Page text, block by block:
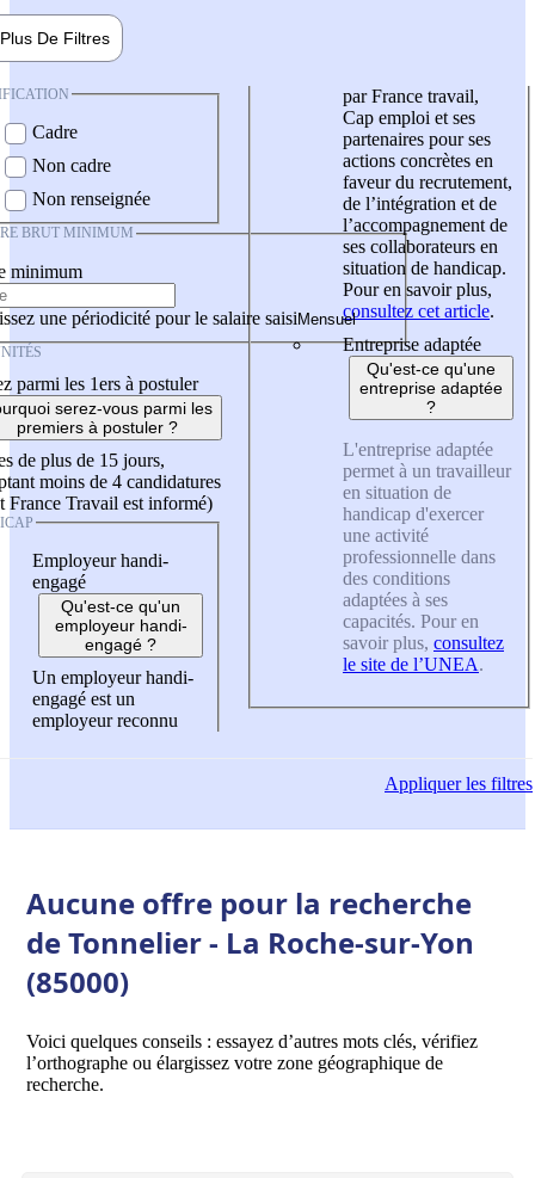
Plus De Filtres
Cadre
Non cadre
Non renseignée
BRUT MINIMUM
minimum
une périodicité pour le salaire saisi
parmi les 1ers à postuler
serez-vous parmi les
premiers à postuler ?
de plus de 15 jours,
moins de 4 candidatures
France Travail est informé)
Employeur handi-
engagé
Qu'est-ce qu'un
employeur handi-
engagé ?
Un employeur handi-
engagé est un
employeur reconnu
par France travail,
Cap emploi et ses
partenaires pour ses
actions concrètes en
faveur du recrutement,
de l’intégration et de
l’accompagnement de
ses collaborateurs en
situation de handicap.
Pour en savoir plus,
consultez cet article.
Entreprise adaptée
Qu'est-ce qu'une
entreprise adaptée
?
L'entreprise adaptée
permet à un travailleur
en situation de
handicap d'exercer
une activité
professionnelle dans
des conditions
adaptées à ses
capacités. Pour en
savoir plus, consultez
le site de l’UNEA.
Appliquerles filtres
Aucune offre pour la recherche
de Tonnelier - La Roche-sur-Yon
(85000)
Voici quelques conseils : essayez d’autres mots clés, vérifiez
l’orthographe ou élargissez votre zone géographique de
recherche.